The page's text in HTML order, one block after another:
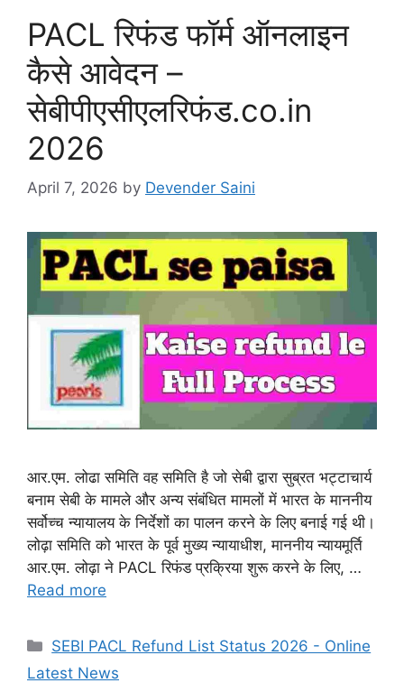
PACL रिफंड फॉर्म ऑनलाइन
कैसे आवेदन –
सेबीपीएसीएलरिफंड.co.in
2026
April 7, 2026 by Devender Saini
आर.एम. लोढा समिति वह समिति है जो सेबी द्वारा सुब्रत भट्टाचार्य
बनाम सेबी के मामले और अन्य संबंधित मामलों में भारत के माननीय
सर्वोच्च न्यायालय के निर्देशों का पालन करने के लिए बनाई गई थी।
लोढ़ा समिति को भारत के पूर्व मुख्य न्यायाधीश, माननीय न्यायमूर्ति
आर.एम. लोढ़ा ने PACL रिफंड प्रक्रिया शुरू करने के लिए, …
Read more
Categories
SEBI PACL Refund List Status 2026 - Online
Latest News